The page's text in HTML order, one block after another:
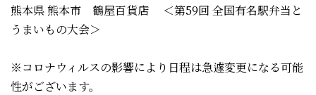
熊本県 熊本市 鶴屋百貨店 ＜第59回 全国有名駅弁当と
うまいもの大会＞
※コロナウィルスの影響により日程は急遽変更になる可能
性がございます。